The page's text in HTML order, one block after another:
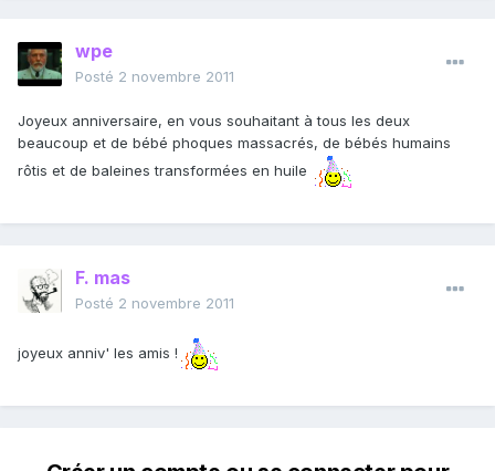
wpe
Posté 2 novembre 2011
Joyeux anniversaire, en vous souhaitant à tous les deux
beaucoup et de bébé phoques massacrés, de bébés humains
rôtis et de baleines transformées en huile
F. mas
Posté 2 novembre 2011
joyeux anniv' les amis !